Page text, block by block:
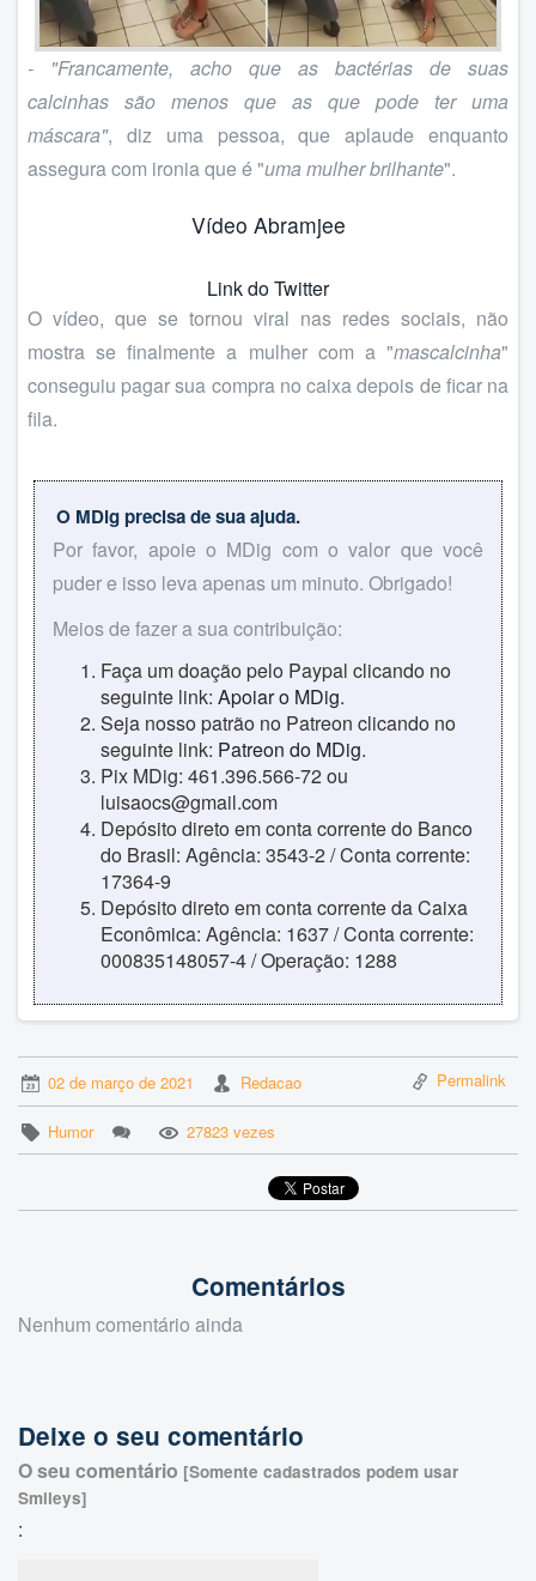
- "Francamente, acho que as bactérias de suas
calcinhas são menos que as que pode ter uma
máscara", diz uma pessoa, que aplaude enquanto
assegura com ironia que é "uma mulher brilhante".
Vídeo Abramjee
Link do Twitter
O vídeo, que se tornou viral nas redes sociais, não
mostra se finalmente a mulher com a "mascalcinha"
conseguiu pagar sua compra no caixa depois de ficar na
fila.
O MDig precisa de sua ajuda.
Por favor, apoie o MDig com o valor que você
puder e isso leva apenas um minuto. Obrigado!
Meios de fazer a sua contribuição:
Faça um doação pelo Paypal clicando no
seguinte link: Apoiar o MDig.
Seja nosso patrão no Patreon clicando no
seguinte link: Patreon do MDig.
Pix MDig: 461.396.566-72 ou
luisaocs@gmail.com
Depósito direto em conta corrente do Banco
do Brasil: Agência: 3543-2 / Conta corrente:
17364-9
Depósito direto em conta corrente da Caixa
Econômica: Agência: 1637 / Conta corrente:
000835148057-4 / Operação: 1288
02 de março de 2021 Redacao Permalink
Humor 27823 vezes
Comentários
Nenhum comentário ainda
Deixe o seu comentário
O seu comentário [Somente cadastrados podem usar
Smileys]
: